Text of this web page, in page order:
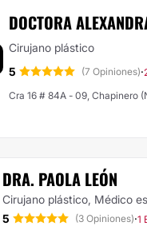
DOCTORA
Cirujano plástico
5
(7 Opiniones)·
Cra 16 # 84A - 09, Chapinero
DRA. PAOLA LEÓN
Cirujano plástico, Médico
5
(3 Opiniones)·1